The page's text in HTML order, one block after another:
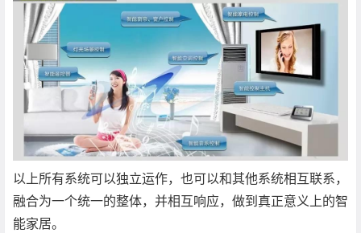
以上所有系统可以独立运作，也可以和其他系统相互联系，
融合为一个统一的整体，并相互响应，做到真正意义上的智
能家居。